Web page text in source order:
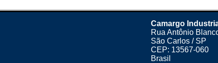
Camargo
Rua Antônio
São Carlos / SP
CEP: 13567-060
Brasil